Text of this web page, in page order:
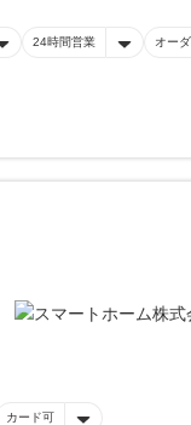
24時間営業 オー
カード可